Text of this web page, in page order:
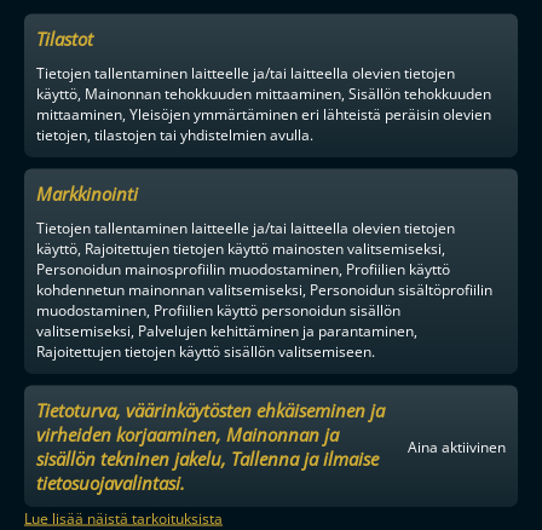
Tilastot
Tietojen tallentaminen laitteelle ja/tai laitteella olevien tietojen
käyttö, Mainonnan tehokkuuden mittaaminen, Sisällön tehokkuuden
mittaaminen, Yleisöjen ymmärtäminen eri lähteistä peräisin olevien
tietojen, tilastojen tai yhdistelmien avulla.
Markkinointi
Tietojen tallentaminen laitteelle ja/tai laitteella olevien tietojen
käyttö, Rajoitettujen tietojen käyttö mainosten valitsemiseksi,
Personoidun mainosprofiilin muodostaminen, Profiilien käyttö
kohdennetun mainonnan valitsemiseksi, Personoidun sisältöprofiilin
muodostaminen, Profiilien käyttö personoidun sisällön
valitsemiseksi, Palvelujen kehittäminen ja parantaminen,
Rajoitettujen tietojen käyttö sisällön valitsemiseen.
Tietoturva, väärinkäytösten ehkäiseminen ja
virheiden korjaaminen, Mainonnan ja
sisällön tekninen jakelu, Tallenna ja ilmaise
tietosuojavalintasi.
Aina aktiivinen
Lue lisää näistä tarkoituksista